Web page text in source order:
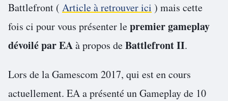
Battlefront ( Article à retrouver ici ) mais cette
fois ci pour vous présenter lepremier gameplay
dévoilé par EAà propos deBattlefront II.
Lors de la Gamescom 2017, qui est en cours
actuellement. EA a présenté un Gameplay de 10